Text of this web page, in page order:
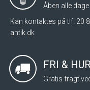
Åben alle
Kan kontaktes på tlf. 20
antik.dk
FRI &
Gratis fragt